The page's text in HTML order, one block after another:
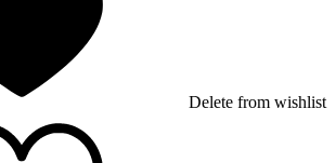
Delete from wishlist